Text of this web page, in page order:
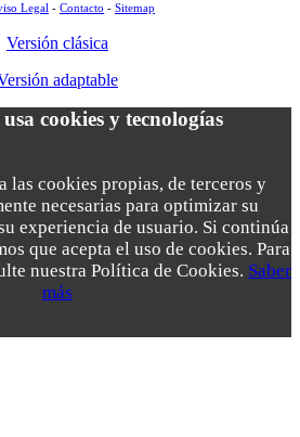
Legal - Contacto - Sitemap
Versión clásica
adaptable
cookies y tecnologías
las cookies propias, de terceros y
necesarias para optimizar su
experiencia de usuario. Si continúa
que acepta el uso de cookies. Para
nuestra Política de Cookies. Saber
más